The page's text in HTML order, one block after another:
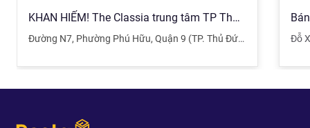
KHAN HIẾM! The Classia trung tâm TP Thủ Đức, VỊ TRÍ ĐẮC ĐỊA
Đường N7, Phường Phú Hữu, Quận 9 (TP. Thủ Đức) Đỗ